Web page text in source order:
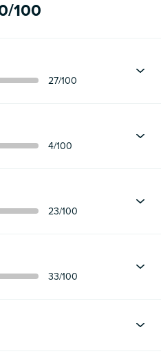
/100
27/100
4/100
23/100
33/100